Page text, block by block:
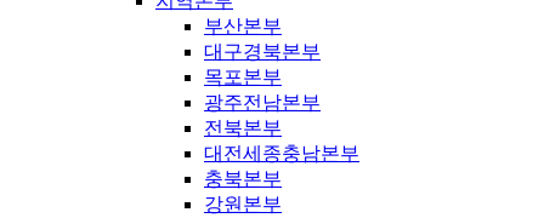
부산본부
대구경북본부
목포본부
광주전남본부
전북본부
대전세종충남본부
충북본부
강원본부